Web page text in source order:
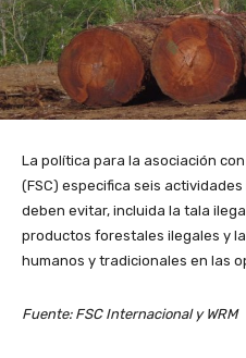
La política para la asociación
(FSC) especifica seis
deben evitar, incluida la tala
productos forestales ilegales y
humanos y tradicionales en las
Fuente: FSC Internacional y WRM